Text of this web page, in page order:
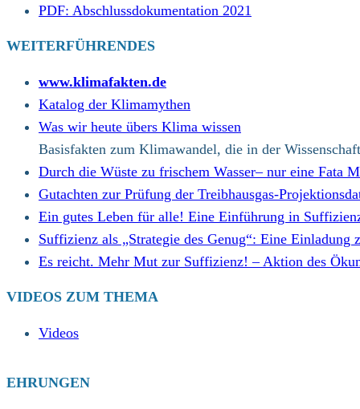
PDF: Abschlussdokumentation 2021
WEITERFÜHRENDES
www.klimafakten.de
Katalog der Klimamythen
Was wir heute übers Klima wissen
Basisfakten zum Klimawandel, die in der
Durch die Wüste zu frischem Wasser– nur eine Fata
Gutachten zur Prüfung der Treibhausgas-
Ein gutes Leben für alle! Eine Einführung in
Suffizienz als „Strategie des Genug“: Eine
Es reicht. Mehr Mut zur Suffizienz! – Aktion des
VIDEOS ZUM THEMA
Videos
EHRUNGEN